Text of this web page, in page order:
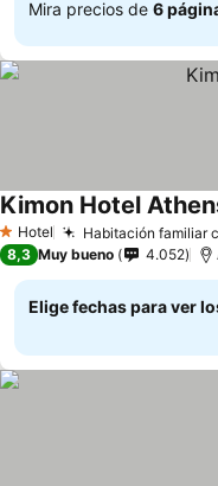
Mira precios de 6
1 Estrellas
Hotel Habitación familiar
Kimon Hotel
8,3 Muy bueno 4.052
Elige fechas para ver